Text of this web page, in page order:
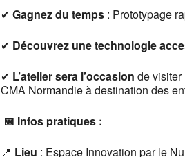
✔ Gagnez du temps : Prototypage
✔ Découvrez une technologie
✔ L’atelier sera l’occasion de visiter
CMA Normandie à destination des
📅 Infos pratiques :
📍 Lieu : Espace Innovation par le